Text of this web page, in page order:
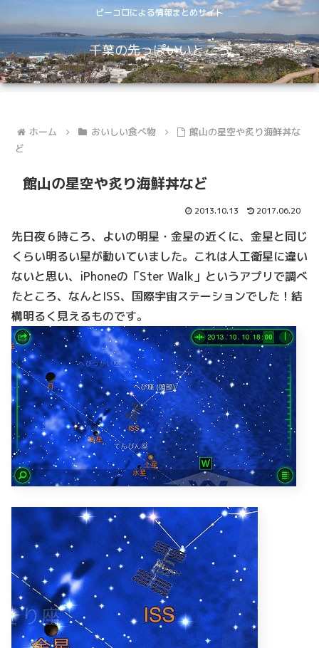
ピーコロによる情報まとめサイト
千葉の先っぽいいところ
ホーム おいしい食べ物
館山の星空や炙り海鮮丼な
ど
館山の星空や炙り海鮮丼など
2013.10.13 2017.06.20
先日夜６時ころ、よいの明星・金星の近くに、金星と同じ
くらい明るい星が動いていました。これは人工衛星に違い
ないと思い、iPhoneの「Ster Walk」というアプリで調べ
たところ、なんとISS、国際宇宙ステーションでした！結
構明るく見えるものです。